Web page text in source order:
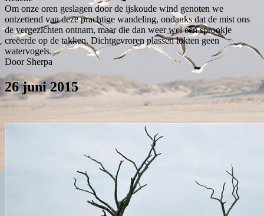
Om onze oren geslagen door de ijskoude wind genoten we
ontzettend van deze prachtige wandeling, ondanks dat de mist ons
de vergezichten ontnam, maar die dan weer wel een sprookje
creëerde op de takken. Dichtgevroren plassen lokten geen
watervogels.
Door Sherpa
26 juni 2015